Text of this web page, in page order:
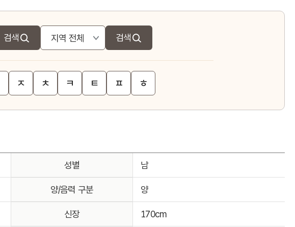
검색 검색
ㅈ ㅊ ㅋ ㅌ ㅍ ㅎ
성별 남
양/음력 구분 양
신장 170cm